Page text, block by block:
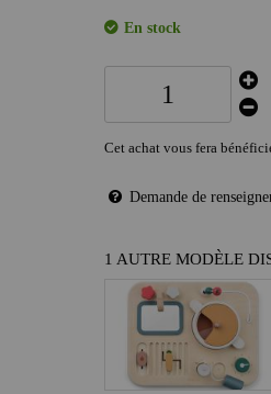
En stock
Cet achat vous fera
Demande de
1 AUTRE MODÈLE